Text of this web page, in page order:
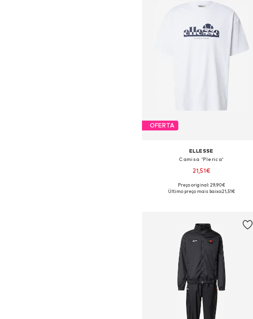
OFERTA
ELLESSE
Camisa 'Plerica'
21,51€
Tamanhos disponíveis: XS, S, M, L, XL, XXL
Preço original: 29,90€
Último preço mais baixo:21,51€